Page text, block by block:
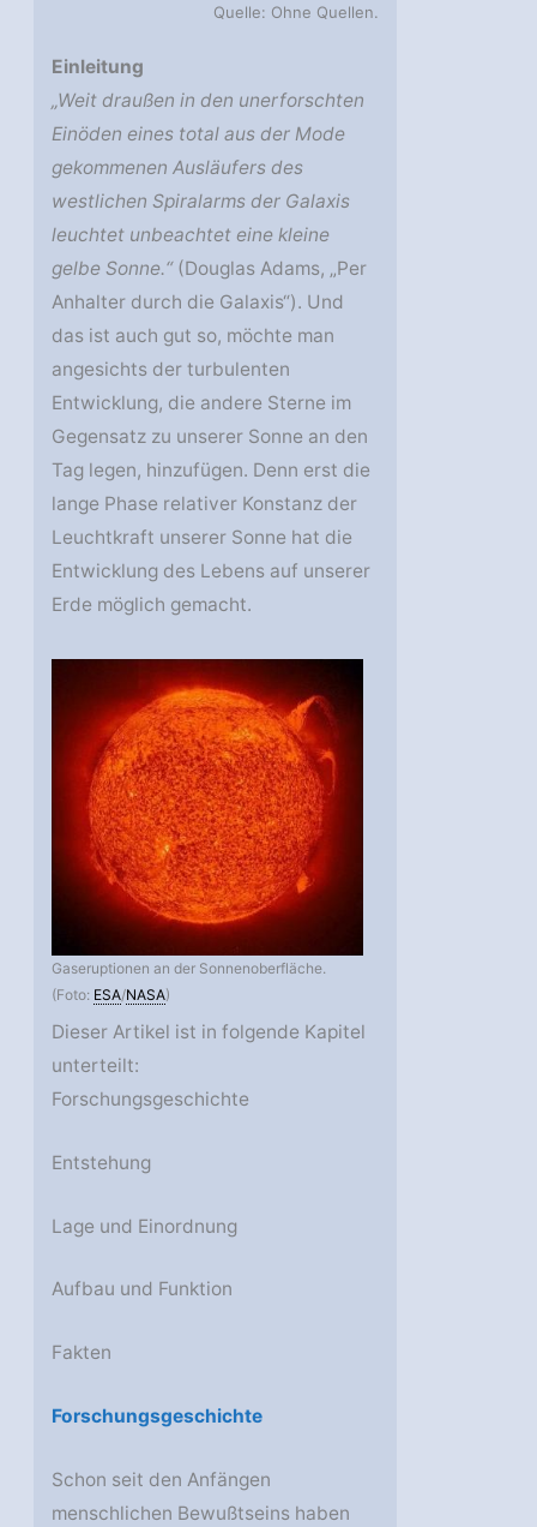
Quelle: Ohne Quellen.
Einleitung
„Weit draußen in den unerforschten
Einöden eines total aus der Mode
gekommenen Ausläufers des
westlichen Spiralarms der Galaxis
leuchtet unbeachtet eine kleine
gelbe Sonne.“(Douglas Adams, „Per
Anhalter durch die Galaxis“). Und
das ist auch gut so, möchte man
angesichts der turbulenten
Entwicklung, die andere Sterne im
Gegensatz zu unserer Sonne an den
Tag legen, hinzufügen. Denn erst die
lange Phase relativer Konstanz der
Leuchtkraft unserer Sonne hat die
Entwicklung des Lebens auf unserer
Erde möglich gemacht.
Gaseruptionen an der Sonnenoberfläche.
(Foto: ESA/NASA)
Dieser Artikel ist in folgende Kapitel
unterteilt:
Forschungsgeschichte
Entstehung
Lage und Einordnung
Aufbau und Funktion
Fakten
Forschungsgeschichte
Schon seit den Anfängen
menschlichen Bewußtseins haben